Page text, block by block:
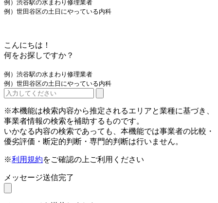
例）渋谷駅の水まわり修理業者
例）世田谷区の土日にやっている内科
こんにちは！
何をお探しですか？
例）渋谷駅の水まわり修理業者
例）世田谷区の土日にやっている内科
※本機能は検索内容から推定されるエリアと業種に基づき、
事業者情報の検索を補助するものです。
いかなる内容の検索であっても、本機能では事業者の比較・
優劣評価・断定的判断・専門的判断は行いません。
※利用規約をご確認の上ご利用ください
メッセージ送信完了